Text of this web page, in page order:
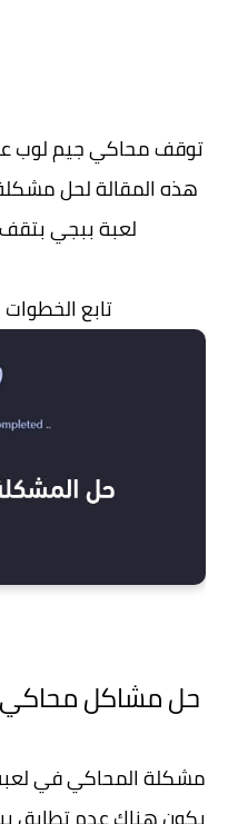
هذه المقالة لحل
لعبة ببجي بتقف عند
تابع
حل مشاكل محاكي game loop
مشكلة المحاكي في